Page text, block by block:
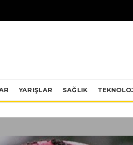
YARIŞLAR SAĞLIK